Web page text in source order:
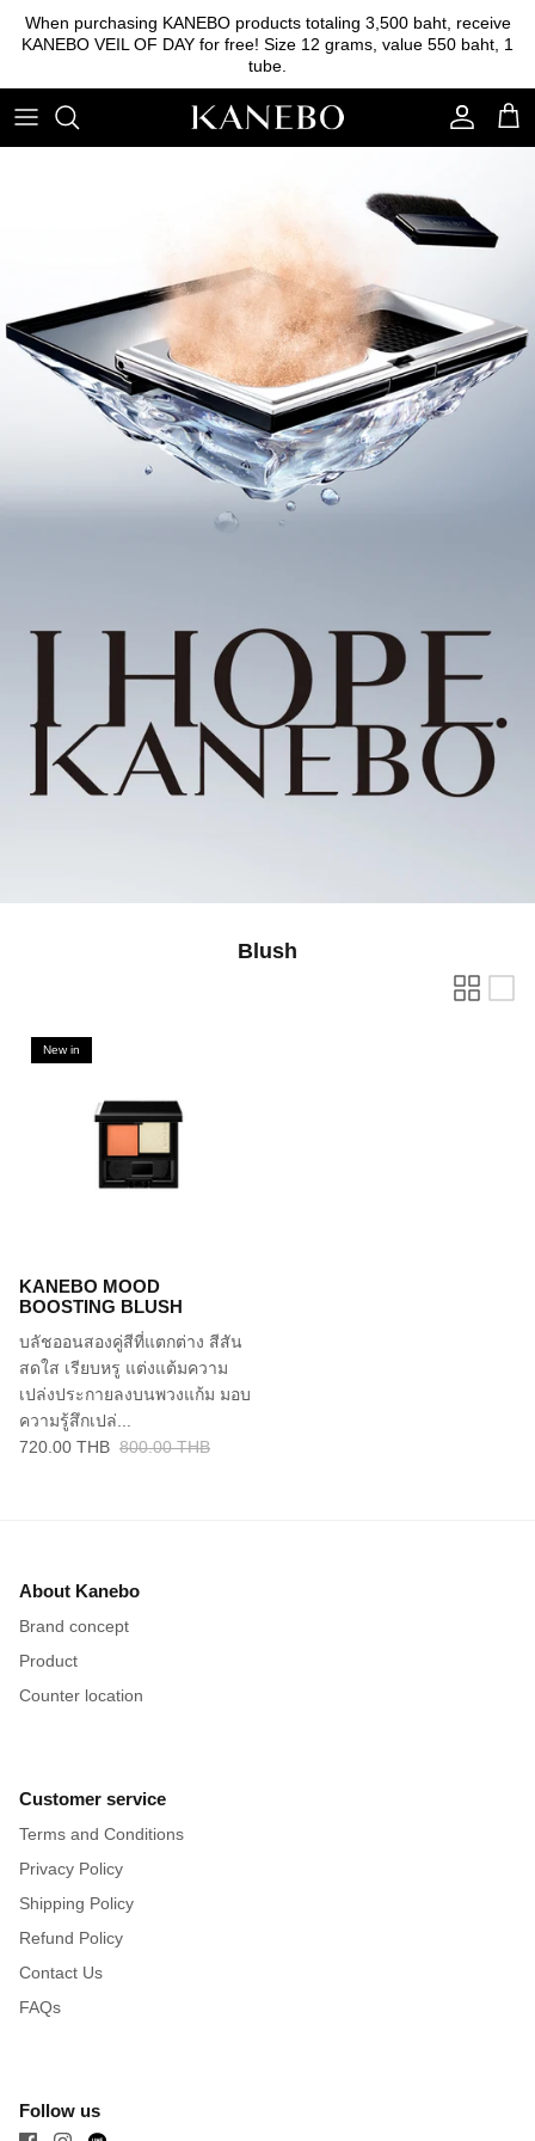
When purchasing KANEBO products totaling 3,500 baht, receive
KANEBO VEIL OF DAY for free! Size 12 grams, value 550 baht, 1
tube.
Cleansing
Serum
Cream
Foundation
Eyebrow
Other tools
Blush
New in
KANEBO MOOD
BOOSTING BLUSH
บลัชออนสองคู่สีที่แตกต่าง สีสัน
สดใส เรียบหรู แต่งแต้มความ
เปล่งประกายลงบนพวงแก้ม มอบ
ความรู้สึกเปล่...
720.00 THB 800.00 THB
About Kanebo
Brand concept
Product
Counter location
Customer service
Terms and Conditions
Privacy Policy
Shipping Policy
Refund Policy
Contact Us
FAQs
Follow us